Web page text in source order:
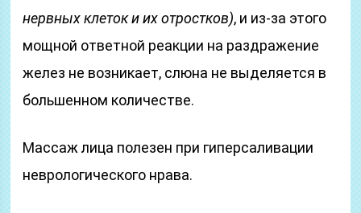
нервных клеток и их отростков), и из-за этого
мощной ответной реакции на раздражение
желез не возникает, слюна не выделяется в
большенном количестве.
Массаж лица полезен при гиперсаливации
неврологического нрава.